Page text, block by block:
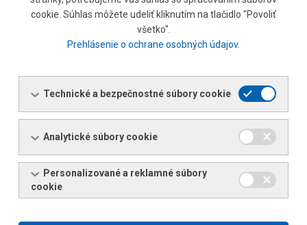
kamiónov a využívame aj služby externých prepravcov.
do 500 kg na jednu kúpnu zmluvu
zabezpečujeme na prianie zákazníkaZbernou službou
zabezpečujeme autami spoločnosti FERONA Slovakia, a.s.
Cena dopravy je dohodnutá pri uzatváraní kúpnej zmluvy.
Zbernou službou neprepravujeme sortiment KARI sietí
cookie. Súhlas môžete udeliť kliknutím na tlačidlo "Povoliť
všetko".
Prehlásenie o ochrane osobných údajov.
Technické a bezpečnostné súbory cookie
Analytické súbory cookie
Personalizované a reklamné súbory
cookie